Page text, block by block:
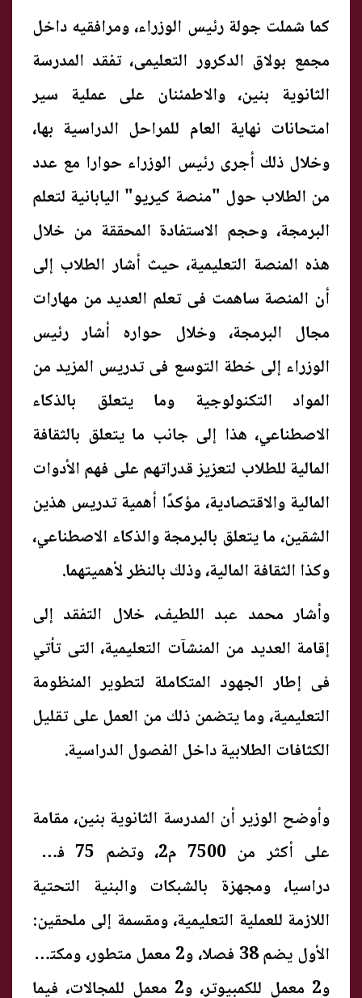
كما شملت جولة رئيس الوزراء، ومرافقيه داخل
مجمع بولاق الدكرور التعليمى، تفقد المدرسة
الثانوية بنين، والاطمئنان على عملية سير
امتحانات نهاية العام للمراحل الدراسية بها،
وخلال ذلك أجرى رئيس الوزراء حوارا مع عدد
من الطلاب حول "منصة كيريو" اليابانية لتعلم
البرمجة، وحجم الاستفادة المحققة من خلال
هذه المنصة التعليمية، حيث أشار الطلاب إلى
أن المنصة ساهمت فى تعلم العديد من مهارات
مجال البرمجة، وخلال حواره أشار رئيس
الوزراء إلى خطة التوسع فى تدريس المزيد من
المواد التكنولوجية وما يتعلق بالذكاء
الاصطناعي، هذا إلى جانب ما يتعلق بالثقافة
المالية للطلاب لتعزيز قدراتهم على فهم الأدوات
المالية والاقتصادية، مؤكدًا أهمية تدريس هذين
الشقين، ما يتعلق بالبرمجة والذكاء الاصطناعي،
وكذا الثقافة المالية، وذلك بالنظر لأهميتهما.
وأشار محمد عبد اللطيف، خلال التفقد إلى
إقامة العديد من المنشآت التعليمية، التى تأتي
فى إطار الجهود المتكاملة لتطوير المنظومة
التعليمية، وما يتضمن ذلك من العمل على تقليل
الكثافات الطلابية داخل الفصول الدراسية.
وأوضح الوزير أن المدرسة الثانوية بنين، مقامة
على أكثر من 7500 م2، وتضم 75 فصلا
دراسيا، ومجهزة بالشبكات والبنية التحتية
اللازمة للعملية التعليمية، ومقسمة إلى ملحقين:
الأول يضم 38 فصلا، و2 معمل متطور، ومكتبة،
و2 معمل للكمبيوتر، و2 معمل للمجالات، فيما